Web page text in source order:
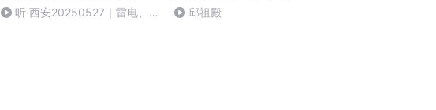
听·西安20250527｜雷电、
邱祖殿